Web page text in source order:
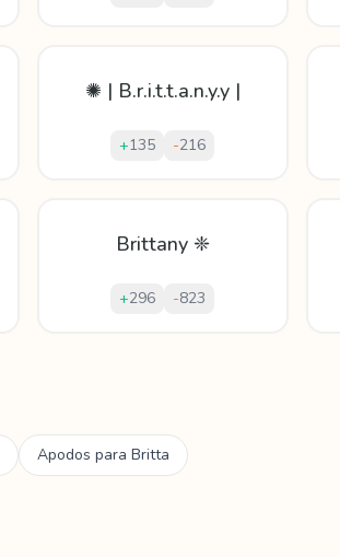
✺ | B.r.i.t.t.a.n.y.y |
+135 -216
Brittany ❈
+296 -823
Apodos para Britta